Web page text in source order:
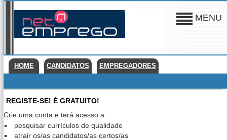
MENU
HOME CANDIDATOS EMPREGADORES
REGISTE-SE! É GRATUITO!
Crie uma conta e terá acesso a:
pesquisar currículos de qualidade
atrair os/as candidatos/as certos/as